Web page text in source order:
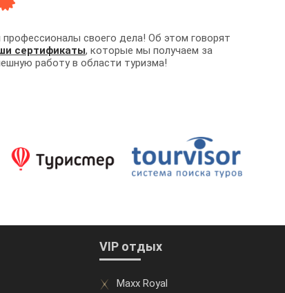
своего дела! Об этом говорят
сертификаты, которые мы получаем за
работу в области туризма!
VIP отдых
Maxx Royal